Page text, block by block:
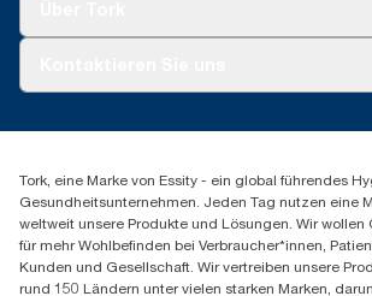
Produktreklamation
Spenderreklamation
+49 (0)621/778 4700
Essity Professional Hygiene Germany
Sandhofer Straße 176
68305 Mannheim
Mo-Do 8:00-16:30 Uhr | Fr 8:00-15:00
Tork, eine Marke von Essity - ein global führendes
Gesundheitsunternehmen. Jeden Tag nutzen eine
weltweit unsere Produkte und Lösungen. Wir wollen
für mehr Wohlbefinden bei Verbraucher*innen,
Kunden und Gesellschaft. Wir vertreiben unsere
rund 150 Ländern unter vielen starken Marken,